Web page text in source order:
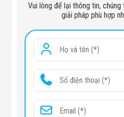
Vui lòng để lại thông tin,
giải pháp phù hợp